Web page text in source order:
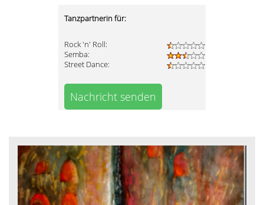
Tanzpartnerin für:
Rock 'n' Roll:
Semba:
Street Dance:
Nachricht senden